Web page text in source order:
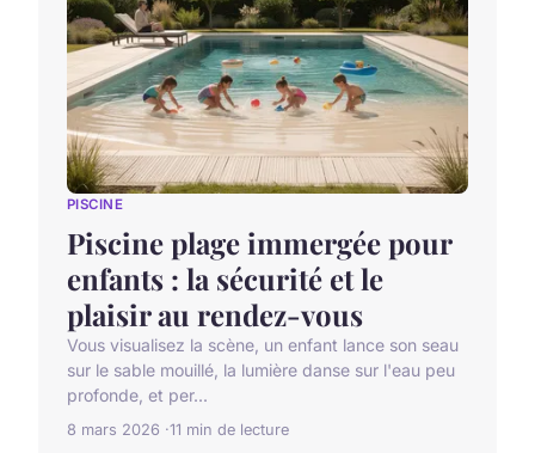
PISCINE
Piscine plage immergée pour
enfants : la sécurité et le
plaisir au rendez-vous
Vous visualisez la scène, un enfant lance son seau
sur le sable mouillé, la lumière danse sur l'eau peu
profonde, et per...
8 mars 2026 11 min de lecture